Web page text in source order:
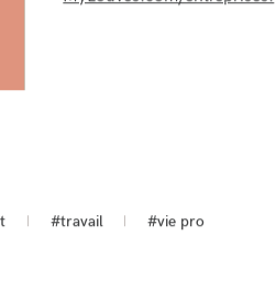
#travail #vie pro